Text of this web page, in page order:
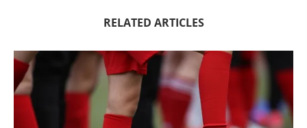
RELATED ARTICLES